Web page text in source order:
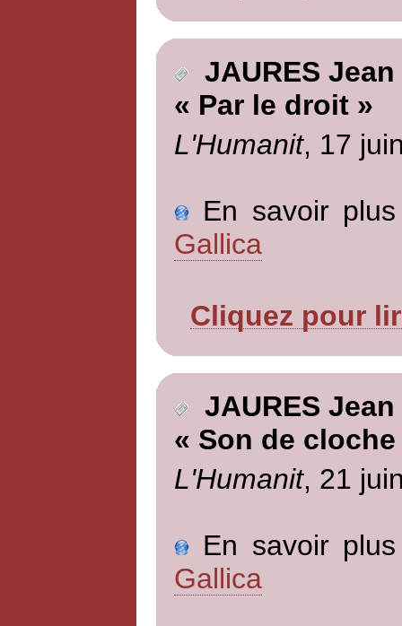
JAURES Jean
« Par le droit »
L'Humanit, 17
En savoir
Gallica
Cliquez pour
JAURES Jean
« Son de cloche
L'Humanit, 21
En savoir
Gallica